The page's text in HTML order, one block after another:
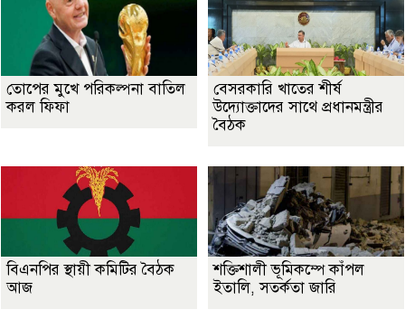
তোপের মুখে পরিকল্পনা বাতিল
করল ফিফা
বেসরকারি খাতের শীর্ষ
উদ্যোক্তাদের সাথে প্রধানমন্ত্রীর
বৈঠক
বিএনপির স্থায়ী কমিটির বৈঠক
আজ
শক্তিশালী ভূমিকম্পে কাঁপল
ইতালি, সতর্কতা জারি